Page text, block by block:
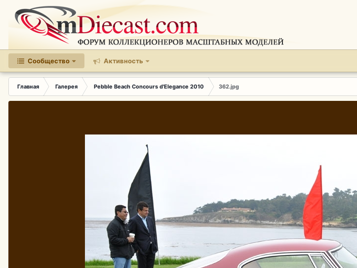
Сообщество Активность
Главная Галерея Pebble Beach Concours d'Elegance 2010 362.jpg